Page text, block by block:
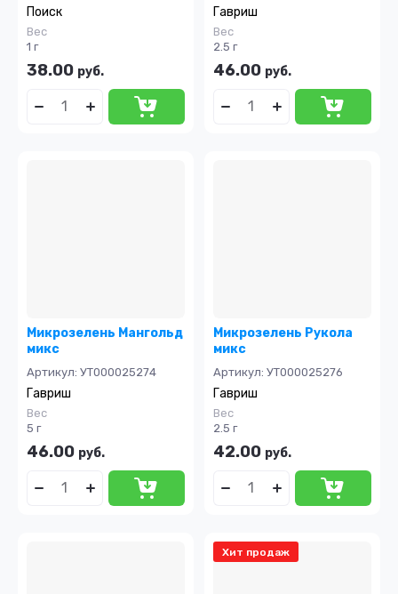
Поиск
Вес
1 г
38.00 руб.
Гавриш
Вес
2.5 г
46.00 руб.
Микрозелень Мангольд
микс
Артикул: УТ000025274
Гавриш
Вес
5 г
46.00 руб.
Микрозелень Рукола
микс
Артикул: УТ000025276
Гавриш
Вес
2.5 г
42.00 руб.
Хит продаж